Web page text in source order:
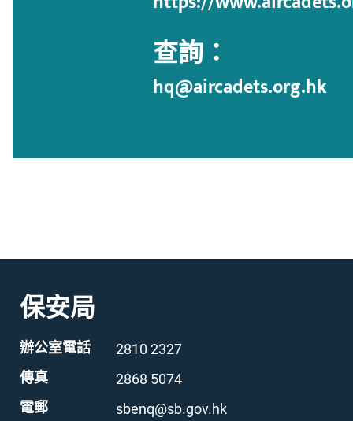
查詢：
hq@aircadets.org.hk
保安局
辦公室電話 2810 2327
傳真 2868 5074
電郵 sbenq@sb.gov.hk